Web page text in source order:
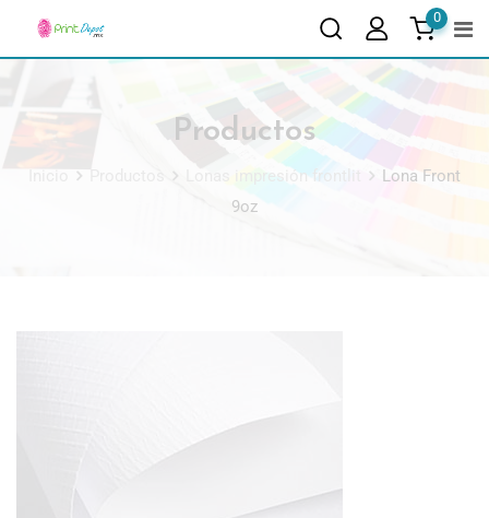
0
Productos
Lonas impresión frontlit
Lona Front
9oz